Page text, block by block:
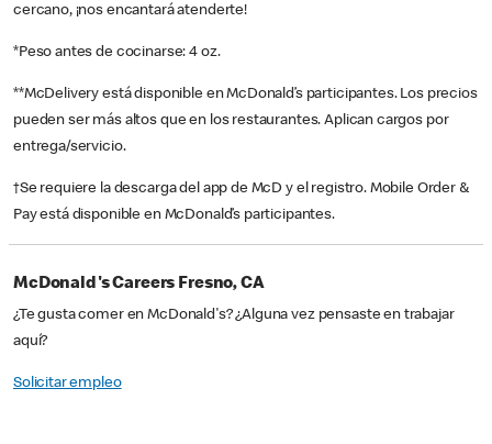
cercano, ¡nos encantará atenderte!
*Peso antes de cocinarse: 4 oz.
**McDelivery está disponible en McDonald’s participantes. Los precios
pueden ser más altos que en los restaurantes. Aplican cargos por
entrega/servicio.
†Se requiere la descarga del app de McD y el registro. Mobile Order &
Pay está disponible en McDonald’s participantes.
McDonald's Careers Fresno, CA
¿Te gusta comer en McDonald's? ¿Alguna vez pensaste en trabajar
aquí?
Solicitar empleo